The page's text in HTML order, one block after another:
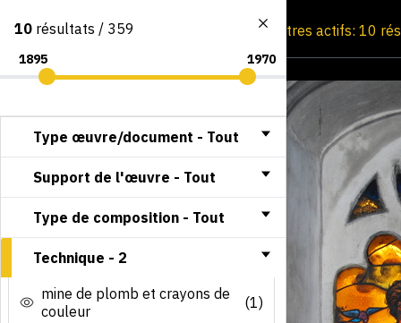
Consultation par image Filtres actifs: 10
10 résultats / 359
Type œuvre/document - Tout
Support de l'œuvre - Tout
Type de composition - Tout
Technique - 2
mine de plomb et crayons de
couleur
(1)